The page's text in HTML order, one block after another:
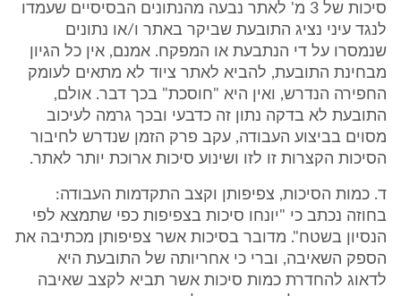
סיכות של 3 מ' לאתר נבעה מהנתונים הבסיסיים שעמדו
לנגד עיני נציג התובעת שביקר באתר ו/או נתונים
שנמסרו על די הנתבעת או המפקח. אמנם, אין כל הגיון
מבחינת התובעת, להביא לאתר ציוד לא מתאים לעומק
החפירה הנדרש, ואין היא "חוסכת" בכך דבר. אולם,
התובעת לא בדקה נתון זה כדבעי ובכך גרמה לעיכוב
מסוים בביצוע העבודה, עקב פרק הזמן שנדרש לחיבור
הסיכות הקצרות זו לזו ושינוע סיכות ארוכת יותר לאתר.
ד. כמות הסיכות, צפיפותן וקצב התקדמות העבודה:
בחוזה נכתב כי "יונחו סיכות בצפיפות כפי שתמצא לפי
הנסיון בשטח". מדובר בסיכות אשר צפיפותן מכתיבה את
הספק השאיבה, וברי כי אחריותה של התובעת היא
לדאוג להחדרת כמות סיכות אשר תביא לקצב שאיבה